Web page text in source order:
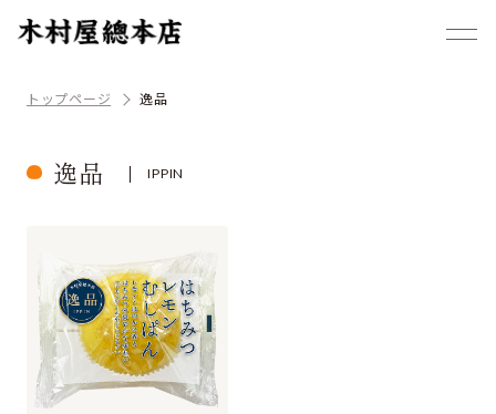
トップページ 逸品
逸品 IPPIN